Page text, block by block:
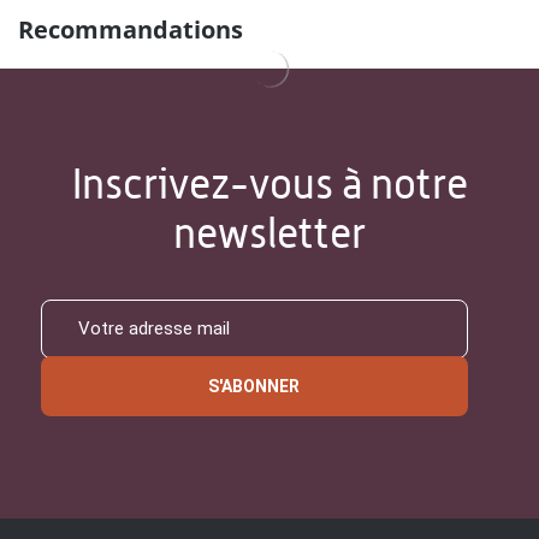
Recommandations
Inscrivez-vous à notre
newsletter
S'ABONNER